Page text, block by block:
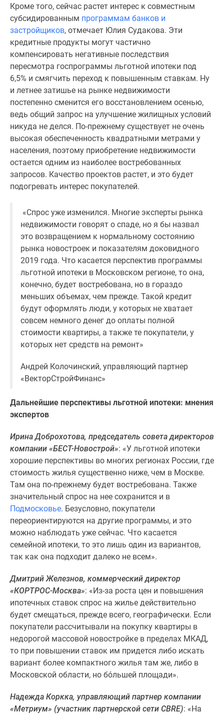
Кроме того, сейчас растет интерес к совместным
субсидированным программам банков и
застройщиков, отмечает Юлия Судакова. Эти
кредитные продукты могут частично
компенсировать негативные последствия
пересмотра госпрограммы льготной ипотеки под
6,5% и смягчить переход к повышенным ставкам. Ну
и летнее затишье на рынке недвижимости
постепенно сменится его восстановлением осенью,
ведь общий запрос на улучшение жилищных условий
никуда не делся. По-прежнему существует не очень
высокая обеспеченность квадратными метрами у
населения, поэтому приобретение недвижимости
остается одним из наиболее востребованных
запросов. Качество проектов растет, и это будет
подогревать интерес покупателей.
«Спрос уже изменился. Многие эксперты рынка
недвижимости говорят о спаде, но я бы назвал
это возвращением к нормальному состоянию
рынка новостроек и показателям доковидного
2019 года. Что касается перспектив программы
льготной ипотеки в Московском регионе, то она,
конечно, будет востребована, но в гораздо
меньших объемах, чем прежде. Такой кредит
будут оформлять люди, у которых не хватает
совсем немного денег до оплаты полной
стоимости квартиры, а также те покупатели, у
которых нет средств на ремонт»
Андрей Колочинский, управляющий партнер
«ВекторСтройФинанс»
Дальнейшие перспективы льготной ипотеки: мнения
экспертов
Ирина Доброхотова, председатель совета директоров
компании «БЕСТ-Новострой»: «У льготной ипотеки
хорошие перспективы во многих регионах России, где
стоимость жилья существенно ниже, чем в Москве.
Там она по-прежнему будет востребована. Также
значительный спрос на нее сохранится и в
Подмосковье. Безусловно, покупатели
переориентируются на другие программы, и это
можно наблюдать уже сейчас. Что касается
семейной ипотеки, то это лишь один из вариантов,
так как она подходит далеко не всем».
Дмитрий Железнов, коммерческий директор
«КОРТРОС-Москва»: «Из-за роста цен и повышения
ипотечных ставок спрос на жилье действительно
будет смещаться, прежде всего, географически. Если
покупатели рассчитывали на покупку квартиры в
недорогой массовой новостройке в пределах МКАД,
то при повышении ставок им придется либо искать
вариант более компактного жилья там же, либо в
Московской области, но бóльшей площади».
Надежда Коркка, управляющий партнер компании
«Метриум» (участник партнерской сети CBRE): «На